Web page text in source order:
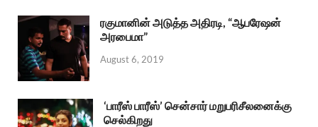
ரகுமானின் அடுத்த அதிரடி, “ஆபரேஷன்
அரபைமா”
August 6, 2019
‘பாரீஸ் பாரீஸ்’ சென்சார் மறுபரிசீலனைக்கு
செல்கிறது